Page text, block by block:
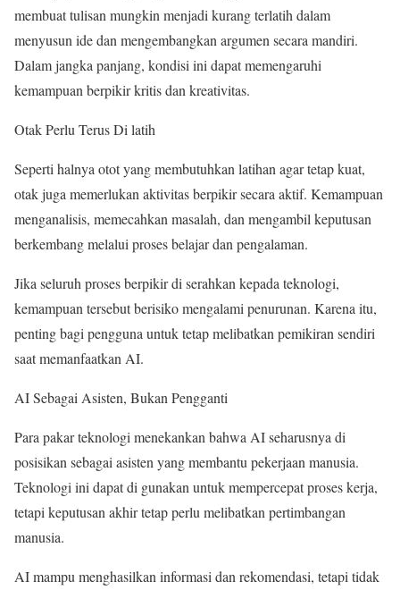
membuat tulisan mungkin menjadi kurang terlatih dalam
menyusun ide dan mengembangkan argumen secara mandiri.
Dalam jangka panjang, kondisi ini dapat memengaruhi
kemampuan berpikir kritis dan kreativitas.
Otak Perlu Terus Di latih
Seperti halnya otot yang membutuhkan latihan agar tetap kuat,
otak juga memerlukan aktivitas berpikir secara aktif. Kemampuan
menganalisis, memecahkan masalah, dan mengambil keputusan
berkembang melalui proses belajar dan pengalaman.
Jika seluruh proses berpikir di serahkan kepada teknologi,
kemampuan tersebut berisiko mengalami penurunan. Karena itu,
penting bagi pengguna untuk tetap melibatkan pemikiran sendiri
saat memanfaatkan AI.
AI Sebagai Asisten, Bukan Pengganti
Para pakar teknologi menekankan bahwa AI seharusnya di
posisikan sebagai asisten yang membantu pekerjaan manusia.
Teknologi ini dapat di gunakan untuk mempercepat proses kerja,
tetapi keputusan akhir tetap perlu melibatkan pertimbangan
manusia.
AI mampu menghasilkan informasi dan rekomendasi, tetapi tidak